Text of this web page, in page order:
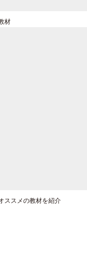
材
ススメの教材を紹介